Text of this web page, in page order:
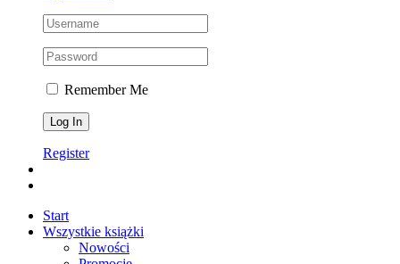
Remember Me
Register
Start
Wszystkie książki
Nowości